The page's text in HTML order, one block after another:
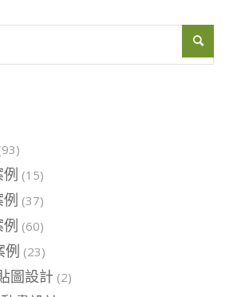
例 (15)
例 (37)
例 (60)
例 (23)
圖設計(2)